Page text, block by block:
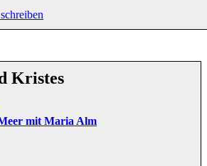
Kristes
mit Maria Alm